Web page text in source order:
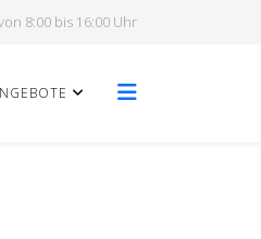
8:00 bis 16:00 Uhr